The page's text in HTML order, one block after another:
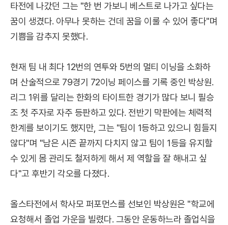
타전에 나갔던 그는 "한 번 가보니 베스트로 나가고 싶다는
꿈이 생겼다. 아무나 못하는 건데 꿈을 이룰 수 있어 좋다"며
기쁨을 감추지 못했다.
현재 팀 내 최다 12번의 연투와 5번의 멀티 이닝을 소화하
며 산술적으로 79경기 72이닝 페이스를 기록 중인 박상원.
리그 1위를 달리는 한화의 타이트한 경기가 많다 보니 필승
조 첫 주자로 자주 등판하고 있다. 전반기 막판에는 체력적
한계를 보이기도 했지만, 그는 "팀이 1등하고 있으니 힘들지
않다"며 "남은 시즌 끝까지 다치지 않고 팀이 1등을 유지할
수 있게 몸 관리도 철저하게 해서 제 역할을 잘 해내고 싶
다"고 후반기 각오를 다졌다.
올스타전에서 학사모 퍼포먼스를 선보인 박상원은 "학교에
요청해서 졸업 가운을 빌렸다. 그동안 운동하느라 졸업식을